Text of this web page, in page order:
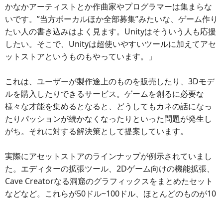
かなかアーティストとか作曲家やプログラマーは集まらな
いです。”当方ボーカルほか全部募集”みたいな、ゲーム作り
たい人の書き込みはよく見ます。Unityはそういう人も応援
したい。そこで、Unityは超使いやすいツールに加えてアセ
ットストアというものもやっています。」
これは、ユーザーが製作途上のものを販売したり、3Dモデ
ルを購入したりできるサービス。ゲームを創るに必要な
様々な才能を集めるとなると、どうしてもカネの話になっ
たりパッションが続かなくなったりといった問題が発生し
がち。それに対する解決策として提案しています。
実際にアセットストアのラインナップが例示されていまし
た。エディターの拡張ツール、2Dゲーム向けの機能拡張、
Cave Creatorなる洞窟のグラフィックスをまとめたセット
などなど。これらが50ドル~100ドル、ほとんどのものが10